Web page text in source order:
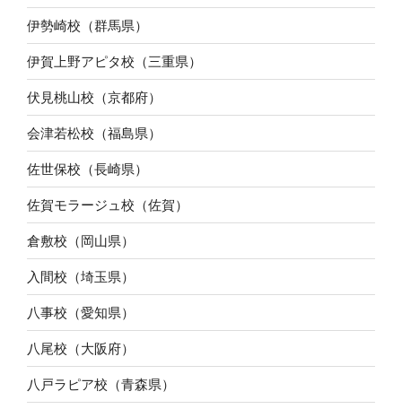
伊勢崎校（群馬県）
伊賀上野アピタ校（三重県）
伏見桃山校（京都府）
会津若松校（福島県）
佐世保校（長崎県）
佐賀モラージュ校（佐賀）
倉敷校（岡山県）
入間校（埼玉県）
八事校（愛知県）
八尾校（大阪府）
八戸ラピア校（青森県）